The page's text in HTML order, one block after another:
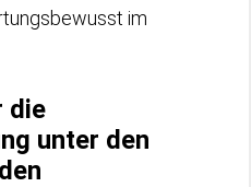
im
die
unter den